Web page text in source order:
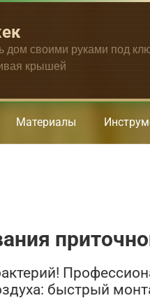
дом своими руками под
крышей
Материалы
быстрый